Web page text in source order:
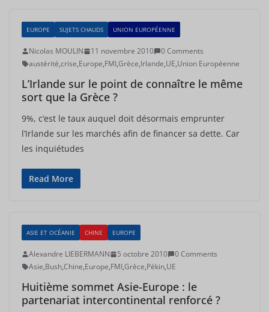
EUROPE SUJETS CHAUDS UNION EUROPÉENNE
Nicolas MOULIN 11 novembre 2010
0 Comments
austérité,crise,Europe,FMI,Grèce,Irlande,UE,Union Européenne
L’Irlande sur le point de connaître le même
sort que la Grèce ?
9%, c’est le taux auquel doit désormais emprunter
l’Irlande sur les marchés afin de financer sa dette. Car
les inquiétudes
Read More
ASIE ET OCÉANIE CHINE EUROPE
Alexandre LIEBERMANN 5 octobre 2010
0 Comments
Asie,Bush,Chine,Europe,FMI,Grèce,Pékin,UE
Huitième sommet Asie-Europe : le
partenariat intercontinental renforcé ?